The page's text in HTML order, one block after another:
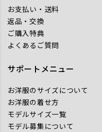
お支払い・送料
返品・交換
ご購入特典
よくあるご質問
サポートメニュー
お洋服のサイズについて
お洋服の着せ方
モデルサイズ一覧
モデル募集について